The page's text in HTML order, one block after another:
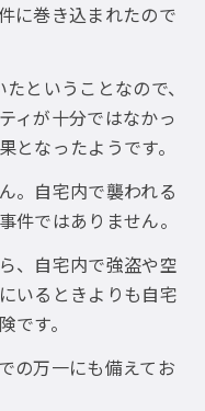
に巻き込まれたので
ということなので、
ィが十分ではなかっ
となったようです。
。自宅内で襲われる
件ではありません。
、自宅内で強盗や空
いるときよりも自宅
です。
の万一にも備えてお